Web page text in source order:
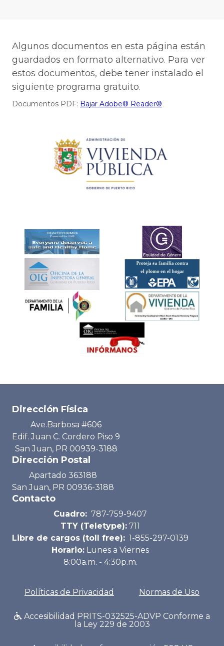
Algunos documentos en esta página están
guardados en formato alternativo. Para ver
estos documentos, debe tener instalado el
siguiente programa gratuito.
Documentos PDF: Bajar Adobe® Reader®
Dirección Física
Ave.Barbosa #606
Edif. Juan C. Cordero Piso 9
San Juan, PR 00939-3188
Dirección Postal
Apartado 363188
San Juan, PR 00936-3188
Contacto
Cuadro: 787-759-9407
TTY (Teletype): 711
Libre de cargos (toll free): 1-855-297-0139
Horario: Lunes a Viernes
8:00a.m. - 4:30p.m.
Políticas de Privacidad Normas de Uso
Accesibilidad PRITS-032525-ADVP Conforme a
la Ley 229 de 2003